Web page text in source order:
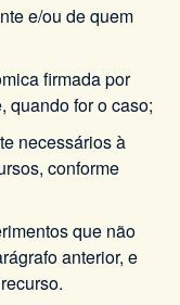
e/ou de quem
firmada por
quando for o caso;
necessários à
conforme
que não
anterior, e